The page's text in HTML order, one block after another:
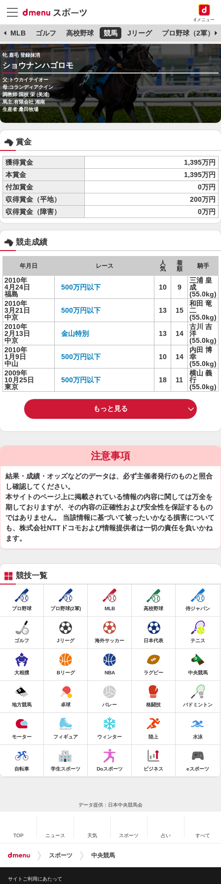
dメニュー
MLB ゴルフ 高校野球 競馬 Jリーグ プロ野球（2軍）
牝 鹿毛 登録抹消
ショウナンハゴロモ
父:トウカイテイオー
母:コランディアクイン
調教師:国枝 栄 (美浦)
馬主:有限会社 湘南
生産者:桑田牧場
賞金
獲得賞金
1,395万円
本賞金
1,395万円
付加賞金
0万円
収得賞金（平地）
200万円
収得賞金（障害）
0万円
競走成績
年月日 レース
人
気
着
順
騎手
2010年
4月24日
福島
500万円以下 10 9
三浦 皇
成
(55.0kg)
2010年
3月21日
中京
500万円以下 13 15
和田 竜
二
(55.0kg)
2010年
2月13日
中京
金山特別 13 14
古川 吉
洋
(55.0kg)
2010年
1月9日
中山
500万円以下 10 14
内田 博
幸
(55.0kg)
2009年
10月25日
東京
500万円以下 18 11
横山 義
行
(55.0kg)
もっと見る
注意事項
結果・成績・オッズなどのデータは、必ず主催者発行のものと照合
し確認してください。
本サイトのページ上に掲載されている情報の内容に関しては万全を
期しておりますが、その内容の正確性および安全性を保証するもの
ではありません。 当該情報に基づいて被ったいかなる損害について
も、株式会社NTTドコモおよび情報提供者は一切の責任を負いかね
ます。
競技一覧
プロ野球 プロ野球(2軍) MLB 高校野球 侍ジャパン
ゴルフ Jリーグ 海外サッカー 日本代表 テニス
大相撲 Bリーグ NBA ラグビー 中央競馬
地方競馬 卓球 バレー 格闘技 バドミントン
モーター フィギュア ウィンター 陸上 水泳
自転車 学生スポーツ Doスポーツ ビジネス eスポーツ
データ提供：日本中央競馬会
TOP ニュース 天気 スポーツ 占い すべて
スポーツ 中央競馬
サイトご利用にあたって